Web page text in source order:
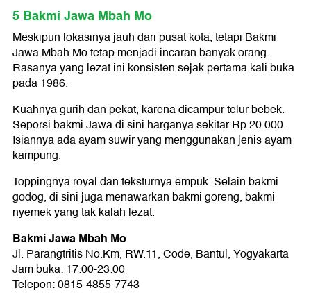
5 Bakmi Jawa Mbah Mo
Meskipun lokasinya jauh dari pusat kota, tetapi Bakmi
Jawa Mbah Mo tetap menjadi incaran banyak orang.
Rasanya yang lezat ini konsisten sejak pertama kali buka
pada 1986.
Kuahnya gurih dan pekat, karena dicampur telur bebek.
Seporsi bakmi Jawa di sini harganya sekitar Rp 20.000.
Isiannya ada ayam suwir yang menggunakan jenis ayam
kampung.
Toppingnya royal dan teksturnya empuk. Selain bakmi
godog, di sini juga menawarkan bakmi goreng, bakmi
nyemek yang tak kalah lezat.
Bakmi Jawa Mbah Mo
Jl. Parangtritis No.Km, RW.11, Code, Bantul, Yogyakarta
Jam buka: 17:00-23:00
Telepon: 0815-4855-7743